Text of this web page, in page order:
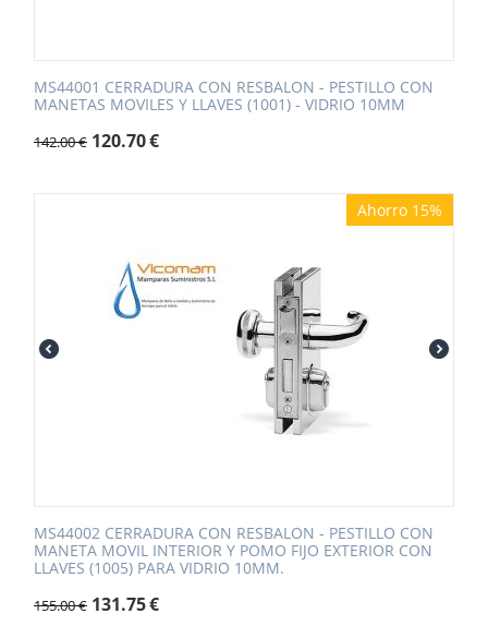
MS44001 CERRADURA CON RESBALON - PESTILLO CON
MANETAS MOVILES Y LLAVES (1001) - VIDRIO 10MM
142.00€ 120.70€
Ahorro 15%
MS44002 CERRADURA CON RESBALON - PESTILLO CON
MANETA MOVIL INTERIOR Y POMO FIJO EXTERIOR CON
LLAVES (1005) PARA VIDRIO 10MM.
155.00€ 131.75€